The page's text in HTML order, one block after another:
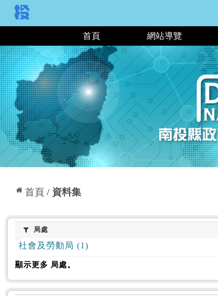
首頁 網站導覽
首頁 資料集
:::
局處局處
社會及勞動局 (1)
顯示更多 局處。